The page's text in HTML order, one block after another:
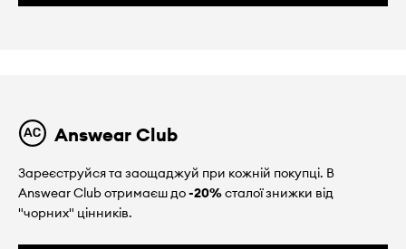
Answear Club
Зареєструйся та заощаджуй при кожній покупці. В
Answear Club отримаєш до-20%сталої знижки від
"чорних" цінників.